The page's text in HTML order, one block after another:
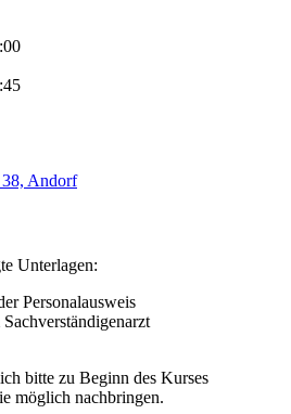
Andorf
Unterlagen:
Personalausweis
bitte zu Beginn des Kurses
möglich nachbringen.